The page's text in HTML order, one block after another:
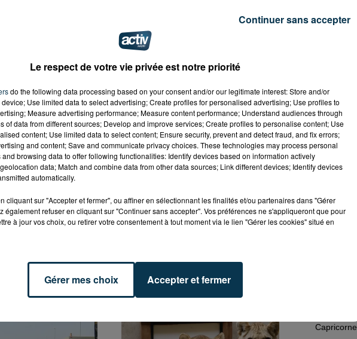
DEMANDER
DE PIERRE EKWAH
CYANOBACTÉRIES : LE
POUR LES ACTIVITÉS DE...
Capricorne
Le respect de votre vie privée est notre priorité
do the following data processing based on your consent and/or our legitimate interest: Store and/or
Use limited data to select advertising; Create profiles for personalised advertising; Use profiles to
Measure advertising performance; Measure content performance; Understand audiences through
of data from different sources; Develop and improve services; Create profiles to personalise content; Use
content; Use limited data to select content; Ensure security, prevent and detect fraud, and fix errors;
and content; Save and communicate privacy choices. These technologies may process personal
browsing data to offer following functionalities: Identify devices based on information actively
data; Match and combine data from other data sources; Link different devices; Identify devices
automatically.
cliquant sur "Accepter et fermer", ou affiner en sélectionnant les finalités et/ou partenaires dans "Gérer
également refuser en cliquant sur "Continuer sans accepter". Vos préférences ne s'appliqueront que pour
à jour vos choix, ou retirer votre consentement à tout moment via le lien "Gérer les cookies" situé en
Gérer mes choix Accepter et fermer
Continuer sans accepter